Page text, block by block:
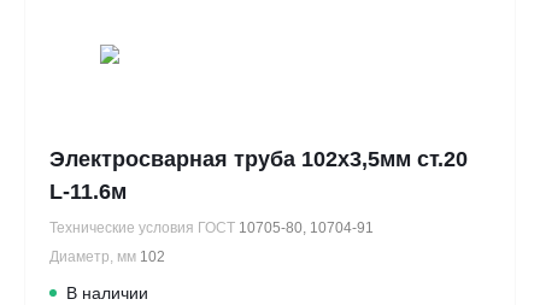
Электросварная труба 102х3,5мм ст.20
L-11.6м
Технические условия ГОСТ 10705-80, 10704-91
Диаметр, мм 102
В наличии